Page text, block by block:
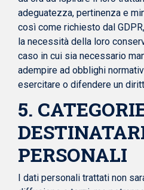
adeguatezza, pertinenza e
così come richiesto dal
la necessità della loro
caso in cui sia necessario
adempire ad obblighi
esercitare o difendere un
5.
PERSONALI
I dati personali trattati non